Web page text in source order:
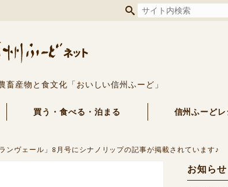
産物と食文化「おいしい信州ふーど」
買う・食べる・泊まる 信州ふーど
ンヴェール」8月号にシナノリップの記事が掲載されています♪
お知らせ